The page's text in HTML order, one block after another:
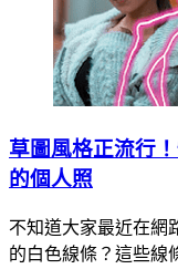
草圖風格正流行
的個人照
不知道大家最近在網
的白色線條？這些線